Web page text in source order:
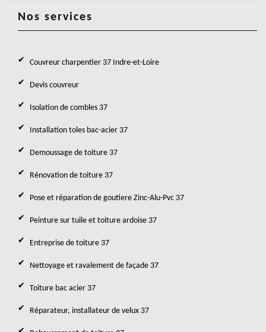
Nos services
Couvreur charpentier 37 Indre-et-Loire
Devis couvreur
Isolation de combles 37
Installation toles bac-acier 37
Demoussage de toiture 37
Rénovation de toiture 37
Pose et réparation de goutiere Zinc-Alu-Pvc 37
Peinture sur tuile et toiture ardoise 37
Entreprise de toiture 37
Nettoyage et ravalement de façade 37
Toiture bac acier 37
Réparateur, installateur de velux 37